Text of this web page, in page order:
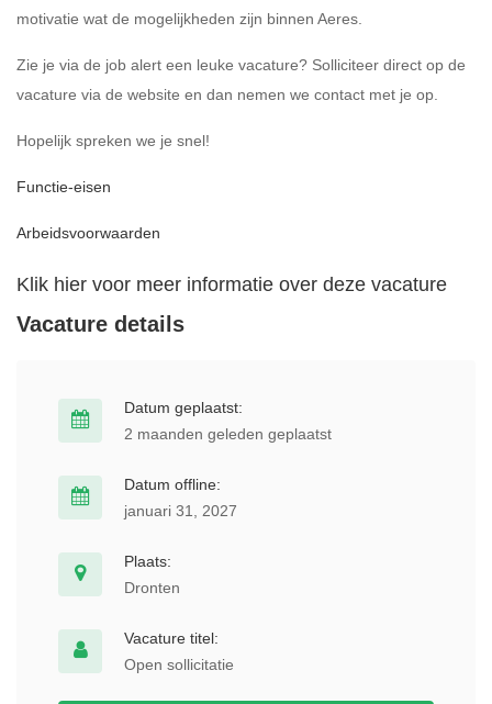
motivatie wat de mogelijkheden zijn binnen Aeres.
Zie je via de job alert een leuke vacature? Solliciteer direct op de
vacature via de website en dan nemen we contact met je op.
Hopelijk spreken we je snel!
Functie-eisen
Arbeidsvoorwaarden
Klik hier voor meer informatie over deze vacature
Vacature details
Datum geplaatst:
2 maanden geleden geplaatst
Datum offline:
januari 31, 2027
Plaats:
Dronten
Vacature titel:
Open sollicitatie